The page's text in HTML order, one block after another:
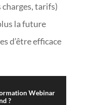
charges, tarifs)
la future
d’être efficace
Webinar
?